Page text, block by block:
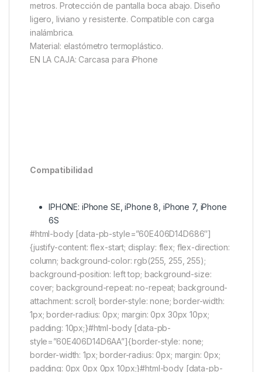
metros. Protección de pantalla boca abajo. Diseño
ligero, liviano y resistente. Compatible con carga
inalámbrica.
Material: elastómetro termoplástico.
EN LA CAJA: Carcasa para iPhone
Compatibilidad
IPHONE: iPhone SE, iPhone 8, iPhone 7, iPhone
6S
#html-body [data-pb-style=”60E406D14D686″]
{justify-content: flex-start; display: flex; flex-direction:
column; background-color: rgb(255, 255, 255);
background-position: left top; background-size:
cover; background-repeat: no-repeat; background-
attachment: scroll; border-style: none; border-width:
1px; border-radius: 0px; margin: 0px 30px 10px;
padding: 10px;}#html-body [data-pb-
style=”60E406D14D6AA”]{border-style: none;
border-width: 1px; border-radius: 0px; margin: 0px;
padding: 0px 0px 0px 10px;}#html-body [data-pb-